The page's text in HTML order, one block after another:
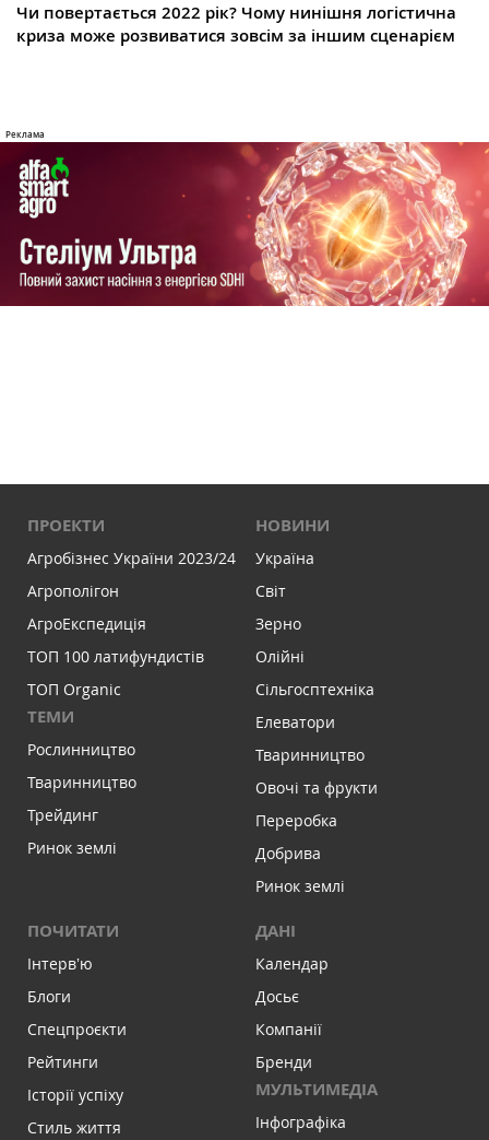
Чи повертається 2022 рік? Чому нинішня логістична
криза може розвиватися зовсім за іншим сценарієм
ПРОЕКТИ
Агробізнес України 2023/24
Агрополігон
АгроЕкспедиція
ТОП 100 латифундистів
ТОП Organic
ТЕМИ
Рослинництво
Тваринництво
Трейдинг
Ринок землі
НОВИНИ
Україна
Світ
Зерно
Олійні
Сільгосптехніка
Елеватори
Тваринництво
Овочі та фрукти
Переробка
Добрива
Ринок землі
ПОЧИТАТИ
Інтервʼю
Блоги
Спецпроєкти
Рейтинги
Історії успіху
Стиль життя
ДАНІ
Календар
Досьє
Компанії
Бренди
МУЛЬТИМЕДІА
Інфографіка